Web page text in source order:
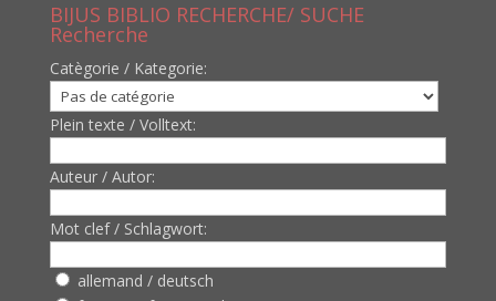
BIJUS BIBLIO RECHERCHE/ SUCHE
Recherche
Catègorie / Kategorie:
Plein texte / Volltext:
Auteur / Autor:
Mot clef / Schlagwort:
allemand / deutsch